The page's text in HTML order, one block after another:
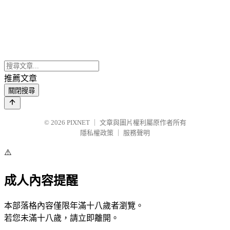
推薦文章
關閉搜尋
© 2026 PIXNET
文章與圖片權利屬原作者所有
隱私權政策
服務聲明
⚠️
成人內容提醒
本部落格內容僅限年滿十八歲者瀏覽。
若您未滿十八歲，請立即離開。